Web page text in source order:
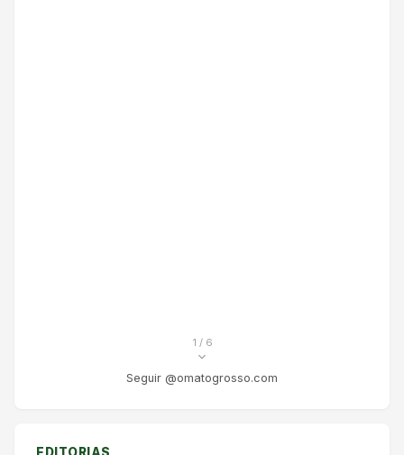
1 / 6
Seguir @omatogrosso.com
EDITORIAS